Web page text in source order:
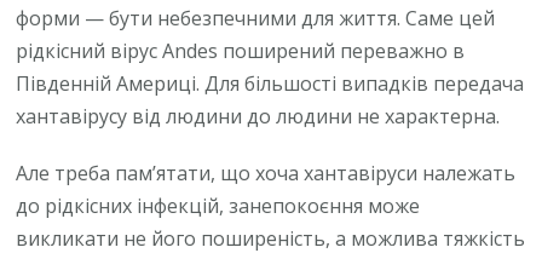
форми — бути небезпечними для життя. Саме цей
рідкісний вірус Аndes поширений переважно в
Південній Америці. Для більшості випадків передача
хантавірусу від людини до людини не характерна.
Але треба пам’ятати, що хоча хантавіруси належать
до рідкісних інфекцій, занепокоєння може
викликати не його поширеність, а можлива тяжкість